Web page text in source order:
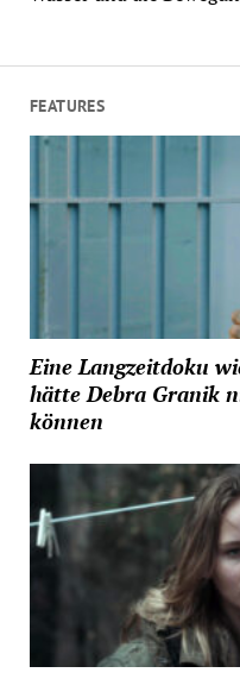
FEATURES
Eine Langzeitdoku
hätte Debra Granik
können